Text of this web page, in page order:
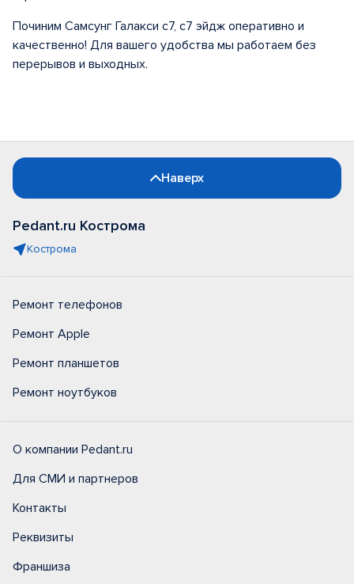
Починим Самсунг Галакси с7, с7 эйдж оперативно и
качественно! Для вашего удобства мы работаем без
перерывов и выходных.
Наверх
Pedant.ru Кострома
Кострома
Ремонт телефонов
Ремонт Apple
Ремонт планшетов
Ремонт ноутбуков
О компании Pedant.ru
Для СМИ и партнеров
Контакты
Реквизиты
Франшиза